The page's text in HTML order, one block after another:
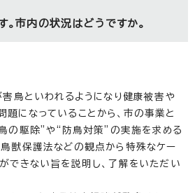
。市内の状況はどうですか。
鳥といわれるようになり健康被害や
になっていることから、市の事業と
の駆除”や“防鳥対策”の実施を求める
獣保護法などの観点から特殊なケー
できない旨を説明し、了解をいただい